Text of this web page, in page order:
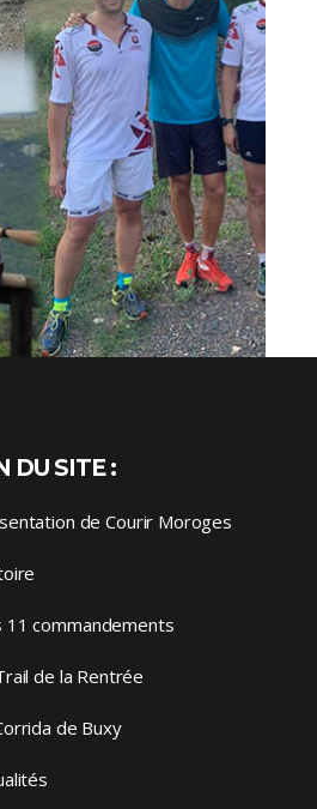
DU SITE :
de Courir Moroges
11 commandements
de la Rentrée
de Buxy